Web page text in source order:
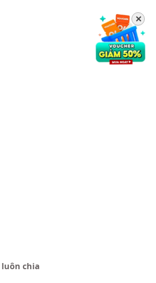
luôn chia
✕